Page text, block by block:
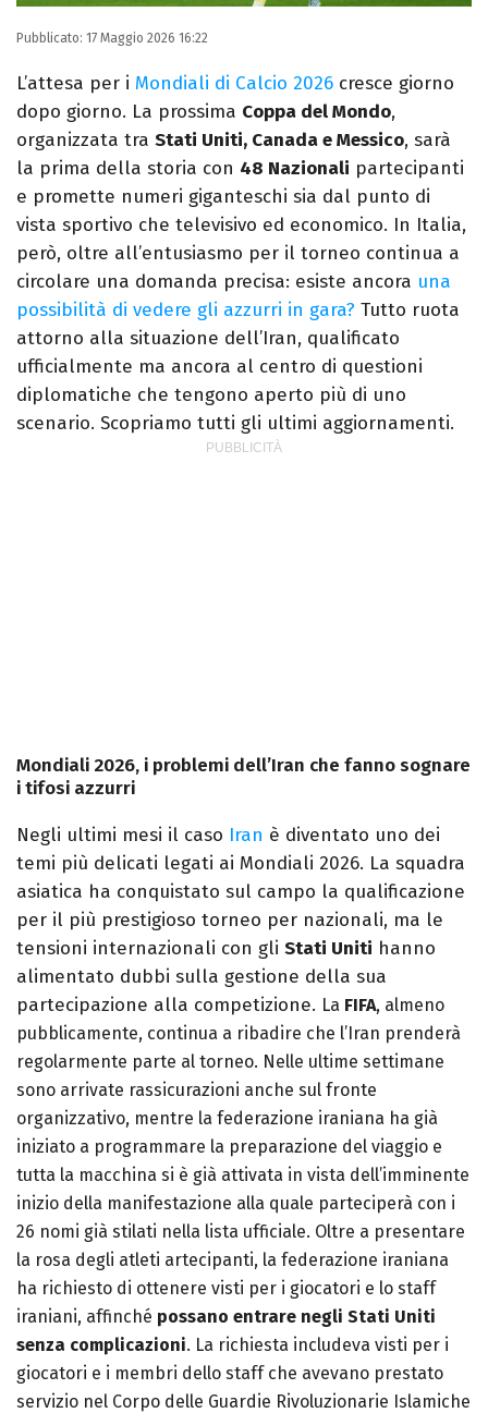
Pubblicato: 17 Maggio 2026 16:22
L’attesa per i Mondiali di Calcio 2026 cresce giorno
dopo giorno. La prossima Coppa del Mondo,
organizzata tra Stati Uniti, Canada e Messico, sarà
la prima della storia con 48 Nazionali partecipanti
e promette numeri giganteschi sia dal punto di
vista sportivo che televisivo ed economico. In Italia,
però, oltre all’entusiasmo per il torneo continua a
circolare una domanda precisa: esiste ancora una
possibilità di vedere gli azzurri in gara? Tutto ruota
attorno alla situazione dell’Iran, qualificato
ufficialmente ma ancora al centro di questioni
diplomatiche che tengono aperto più di uno
scenario. Scopriamo tutti gli ultimi aggiornamenti.
Mondiali 2026, i problemi dell’Iran che fanno sognare
i tifosi azzurri
Negli ultimi mesi il caso Iran è diventato uno dei
temi più delicati legati ai Mondiali 2026. La squadra
asiatica ha conquistato sul campo la qualificazione
per il più prestigioso torneo per nazionali, ma le
tensioni internazionali con gli Stati Uniti hanno
alimentato dubbi sulla gestione della sua
partecipazione alla competizione. La FIFA, almeno
pubblicamente, continua a ribadire che l’Iran prenderà
regolarmente parte al torneo. Nelle ultime settimane
sono arrivate rassicurazioni anche sul fronte
organizzativo, mentre la federazione iraniana ha già
iniziato a programmare la preparazione del viaggio e
tutta la macchina si è già attivata in vista dell’imminente
inizio della manifestazione alla quale parteciperà con i
26 nomi già stilati nella lista ufficiale. Oltre a presentare
la rosa degli atleti artecipanti, la federazione iraniana
ha richiesto di ottenere visti per i giocatori e lo staff
iraniani, affinché possano entrare negli Stati Uniti
senza complicazioni. La richiesta includeva visti per i
giocatori e i membri dello staff che avevano prestato
servizio nel Corpo delle Guardie Rivoluzionarie Islamiche